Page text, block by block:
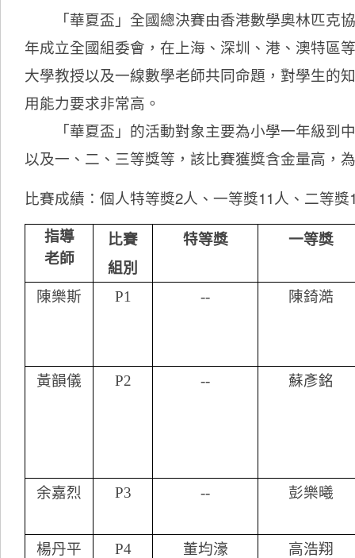
「華夏盃」全國總決賽由香港數學奧林匹克協
年成立全國組委會，在上海、深圳、港、澳特區
大學教授以及一線數學老師共同命題，對學生的
用能力要求非常高。
「華夏盃」的活動對象主要為小學一年級到
以及一、二、三等獎等，該比賽獲獎含金量高，
比賽成績：個人特等獎2人、一等獎11人、二等
指導
老師
比賽
組別
特等獎 一等獎
陳樂斯 P1 -- 陳錡澔
黃韻儀 P2 -- 蘇彥銘
余嘉烈 P3 -- 彭樂曦
楊丹平 P4
董均濠
高浩翔